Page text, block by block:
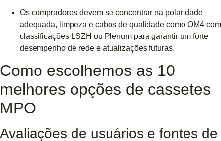
Os compradores devem se concentrar na polaridade
adequada, limpeza e cabos de qualidade como OM4 com
classificações LSZH ou Plenum para garantir um forte
desempenho de rede e atualizações futuras.
Como escolhemos as 10
melhores opções de cassetes
MPO
Avaliações de usuários e fontes de